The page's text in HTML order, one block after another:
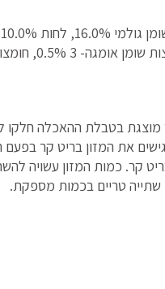
קר. כמות המזון עשויה
טריים בכמות מספקת.